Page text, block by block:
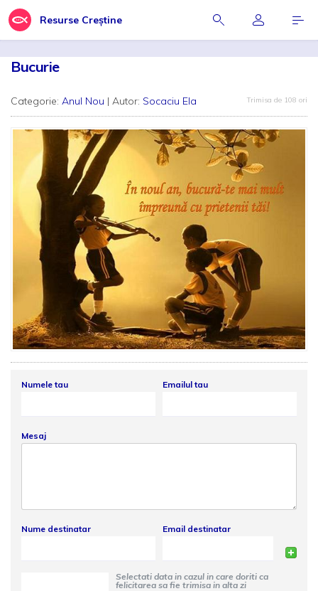
Resurse Creștine
Bucurie
Categorie: Anul Nou | Autor: Socaciu Ela Trimisa de 108 ori
Numele tau Emailul tau
Mesaj
Nume destinatar Email destinatar
Selectati data in cazul in care doriti ca
felicitarea sa fie trimisa in alta zi